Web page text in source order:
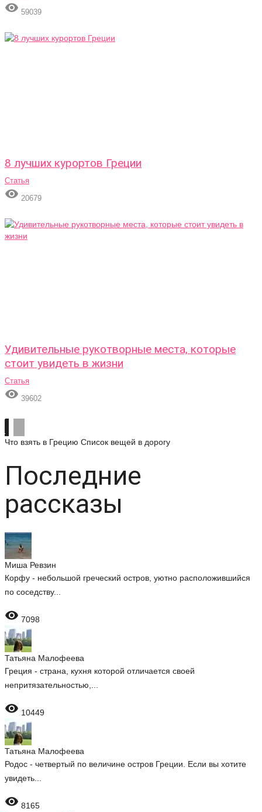
 59039
8 лучших курортов Греции
Статья
 20679
Удивительные рукотворные места, которые
стоит увидеть в жизни
Статья
 39602
Что взять в Грецию Список вещей в дорогу
Последние
рассказы
Миша Ревзин
Корфу - небольшой греческий остров, уютно расположившийся
по соседству...
 7098
Татьяна Малофеева
Греция - страна, кухня которой отличается своей
непритязательностью,...
 10449
Татьяна Малофеева
Родос - четвертый по величине остров Греции. Если вы хотите
увидеть...
 8165